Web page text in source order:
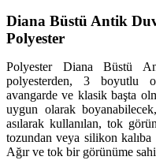
Diana Büstü Antik
Polyester
Polyester Diana Büstü
polyesterden, 3 boyutlu
avangarde ve klasik başta
uygun olarak
asılarak kullanılan, tok
tozundan veya silikon
Ağır ve tok bir görünüme